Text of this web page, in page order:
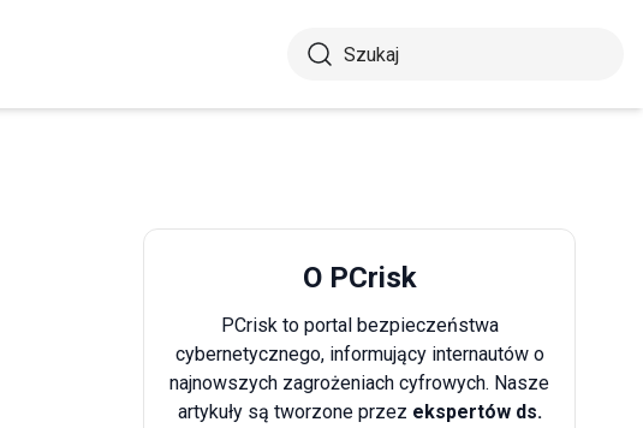
O PCrisk
PCrisk to portal bezpieczeństwa
cybernetycznego, informujący internautów o
najnowszych zagrożeniach cyfrowych. Nasze
artykuły są tworzone przez ekspertów ds.